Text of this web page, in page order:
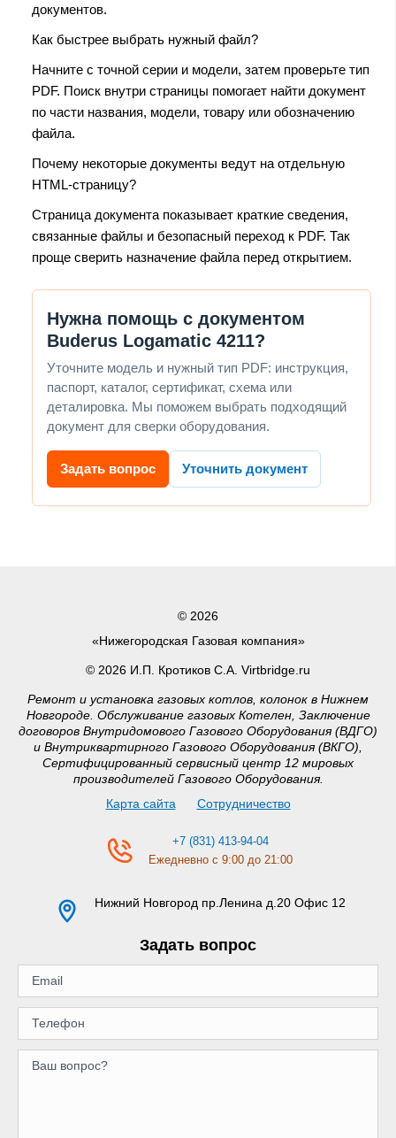
документов.
Как быстрее выбрать нужный файл?
Начните с точной серии и модели, затем проверьте тип
PDF. Поиск внутри страницы помогает найти документ
по части названия, модели, товару или обозначению
файла.
Почему некоторые документы ведут на отдельную
HTML-страницу?
Страница документа показывает краткие сведения,
связанные файлы и безопасный переход к PDF. Так
проще сверить назначение файла перед открытием.
Нужна помощь с документом
Buderus Logamatic 4211?
Уточните модель и нужный тип PDF: инструкция,
паспорт, каталог, сертификат, схема или
деталировка. Мы поможем выбрать подходящий
документ для сверки оборудования.
Задать вопрос Уточнить документ
© 2026
«Нижегородская Газовая компания»
© 2026 И.П. Кротиков С.А. Virtbridge.ru
Ремонт и установка газовых котлов, колонок в Нижнем
Новгороде. Обслуживание газовых Котелен, Заключение
договоров Внутридомового Газового Оборудования (ВДГО)
и Внутриквартирного Газового Оборудования (ВКГО),
Сертифицированный сервисный центр 12 мировых
производителей Газового Оборудования.
Карта сайта
Сотрудничество
+7 (831) 413-94-04
Ежедневно с 9:00 до 21:00
Нижний Новгород пр.Ленина д.20 Офис 12
Задать вопрос